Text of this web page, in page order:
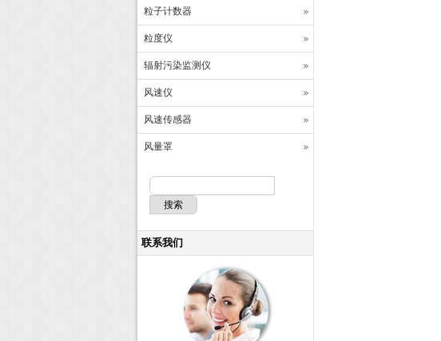
粒子计数器
粒度仪
辐射污染监测仪
风速仪
风速传感器
风量罩
联系我们